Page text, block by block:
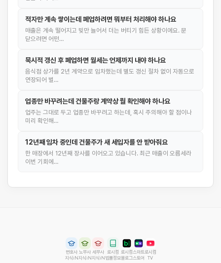
적자만 계속 쌓이는데 폐업하려면 뭐부터 처리해야 하나요
매출은 계속 떨어지고 빚만 늘어서 더는 버티기 힘든 상황이에요. 문
닫으려면 어떤…
묵시적 갱신 후 폐업하면 월세는 언제까지 내야 하나요
음식점 상가를 2년 계약으로 임차했는데 별도 갱신 절차 없이 자동으로
연장되어 벌…
업종만 바꾸려는데 건물주랑 계약상 뭘 확인해야 하나요
업주는 그대로 두고 업종만 바꾸려고 하는데, 혹시 주의해야 할 점이나
미리 확인해…
12년째 임차 중인데 건물주가 새 세입자를 안 받아줘요
한 매장에서 12년째 장사를 이어오고 있습니다. 최근 매출이 오름세라
이번 기회에…
변호사
지식iN
노무사
지식iN
세무사
지식iN
로시컴
법률정보
로시컴
블로그
스마트
스토어
로시컴
TV